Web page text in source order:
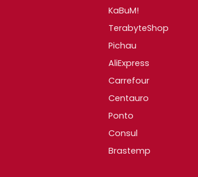
KaBuM!
TerabyteShop
Pichau
AliExpress
Carrefour
Centauro
Ponto
Consul
Brastemp